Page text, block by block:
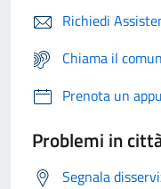
Richiedi
Chiama il
Prenota un
Problemi in
Segnala